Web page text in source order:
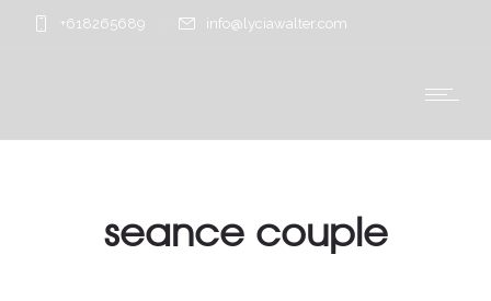
+618265689 info@lyciawalter.com
seance couple